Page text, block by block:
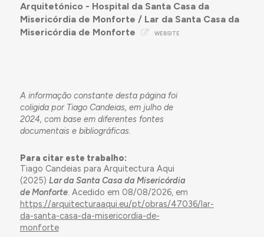
Arquitetónico - Hospital da Santa Casa da
Misericórdia de Monforte / Lar da Santa Casa da
Misericórdia de Monforte
WEBSITE
A informação constante desta página foi
coligida por Tiago Candeias, em julho de
2024, com base em diferentes fontes
documentais e bibliográficas.
Para citar este trabalho:
Tiago Candeias para Arquitectura Aqui
(2025) Lar da Santa Casa da Misericórdia
de Monforte. Acedido em 08/08/2026, em
https://arquitecturaaqui.eu/pt/obras/47036/lar-
da-santa-casa-da-misericordia-de-
monforte